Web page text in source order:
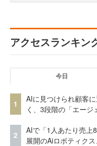
アクセスランキン
今日
1
AIに見つけられ顧客
く、3段階の「エー
2
AIで「1人あたり売上
展開のAiロボティク